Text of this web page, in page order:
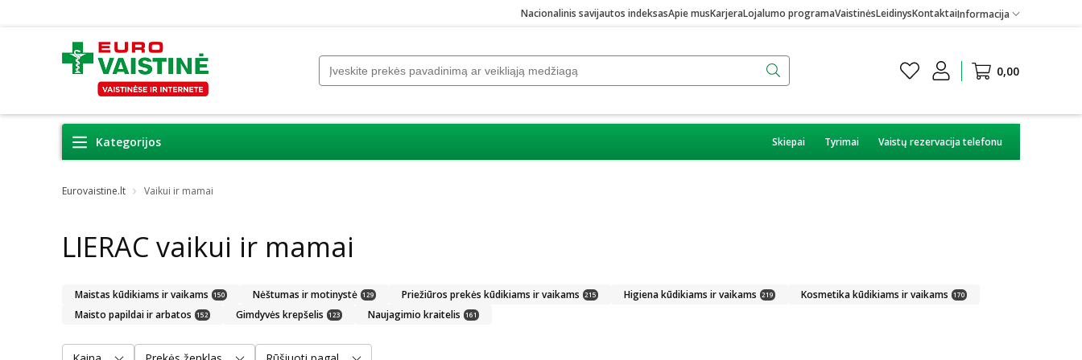
Nacionalinis savijautos indeksasApie musKarjeraLojalumo programaVaistinėsLeidinysKontaktaiInformacija
0,00
Kategorijos Skiepai Tyrimai Vaistų rezervacija telefonu
Eurovaistine.lt Vaikui ir mamai
LIERAC vaikui ir mamai
Maistas kūdikiams ir vaikams 150 Nėštumas ir motinystė 129 Priežiūros prekės kūdikiams ir vaikams 215 Higiena kūdikiams ir vaikams 219 Kosmetika kūdikiams ir vaikams 170
Maisto papildai ir arbatos 152 Gimdyvės krepšelis 123 Naujagimio kraitelis 161